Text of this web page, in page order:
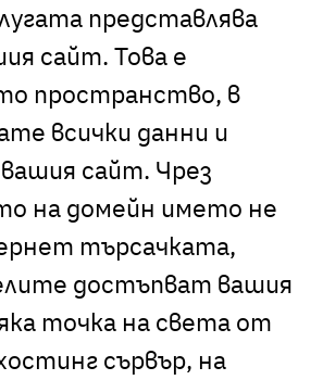
представлява
сайт. Това е
пространство, в
всички данни и
сайт. Чрез
на домейн името не
търсачката,
достъпват вашия
точка на света от
сървър, на